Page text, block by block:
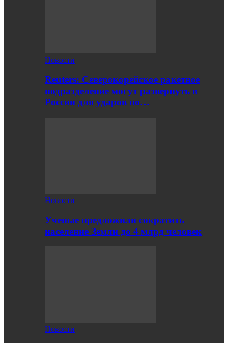
Новости
Reuters: Северокорейское ракетное
подразделение могут развернуть в
России для ударов по…
Новости
Ученые предложили сократить
население Земли до 4 млрд человек
Новости